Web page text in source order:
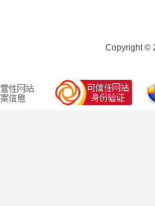
Copyright ©